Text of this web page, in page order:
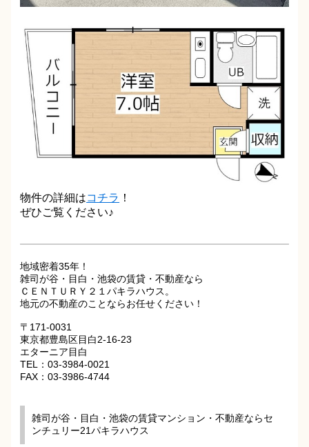
物件の詳細はコチラ ！
ぜひご覧ください♪
地域密着35年！
雑司が谷・目白・池袋の賃貸・不動産なら
ＣＥＮＴＵＲＹ２１パキラハウス。
地元の不動産のことならお任せください！
〒171-0031
東京都豊島区目白2-16-23
エターニア目白
TEL：03-3984-0021
FAX：03-3986-4744
雑司が谷・目白・池袋の賃貸マンション・不動産ならセ
ンチュリー21パキラハウス